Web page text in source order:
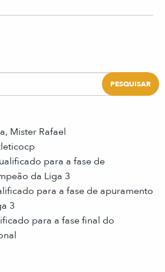
Mister Rafael
para a fase de
da Liga 3
para a fase de apuramento
3
para a fase final do